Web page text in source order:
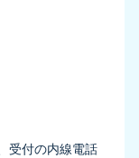
受付の内線電話